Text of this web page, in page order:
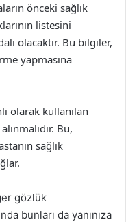
önceki sağlık
listesini
olacaktır. Bu bilgiler,
yapmasına
olarak kullanılan
Bu,
sağlık
gözlük
bunları da yanınıza